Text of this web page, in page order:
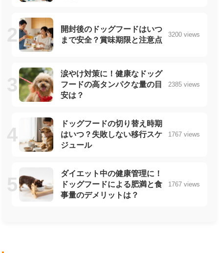
開封後のドッグフードはいつ
まで安全？賞味期限と注意点
3200 views
涙やけ対策に！健康なドッグ
フードの高タンパクな量の目
安は？
2385 views
ドッグフードの切り替え時期
はいつ？失敗しない移行スケ
ジュール
1767 views
ダイエット中の健康管理に！
ドッグフードによる肥満と食
事量のデメリットは？
1767 views